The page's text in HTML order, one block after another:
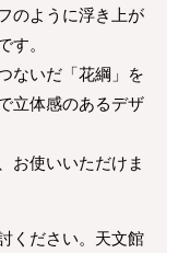
のように浮き上が
す。
ないだ「花綱」を
立体感のあるデザ
お使いいただけま
ください。天文館